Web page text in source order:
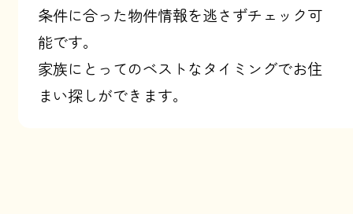
条件に合った物件情報を逃さずチェック可
能です。
家族にとってのベストなタイミングでお住
まい探しができます。